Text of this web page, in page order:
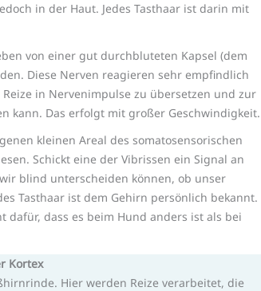
in der Haut. Jedes Tasthaar ist darin mit
von einer gut durchbluteten Kapsel (dem
Diese Nerven reagieren sehr empfindlich
in Nervenimpulse zu übersetzen und zur
kann. Das erfolgt mit großer Geschwindigkeit.
kleinen Areal des somatosensorischen
Schickt eine der Vibrissen ein Signal an
blind unterscheiden können, ob unser
Tasthaar ist dem Gehirn persönlich bekannt.
dass es beim Hund anders ist als bei
Kortex
Hier werden Reize verarbeitet, die